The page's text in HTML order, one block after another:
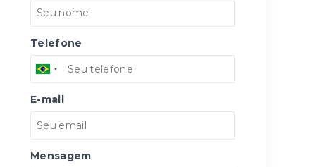
Telefone
E-mail
Mensagem